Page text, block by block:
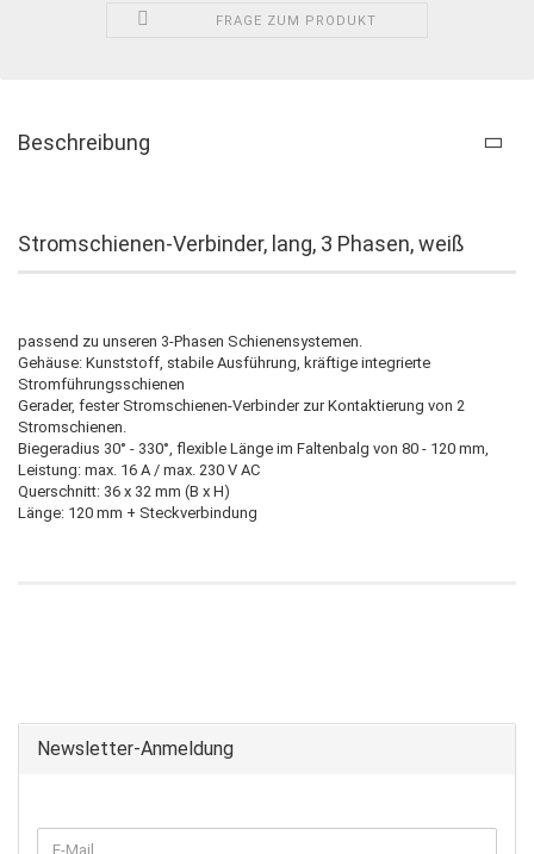
FRAGE ZUM PRODUKT
Beschreibung
Stromschienen-Verbinder, lang, 3 Phasen, weiß
passend zu unseren 3-Phasen Schienensystemen.
Gehäuse: Kunststoff, stabile Ausführung, kräftige integrierte
Stromführungsschienen
Gerader, fester Stromschienen-Verbinder zur Kontaktierung von 2
Stromschienen.
Biegeradius 30° - 330°, flexible Länge im Faltenbalg von 80 - 120 mm,
Leistung: max. 16 A / max. 230 V AC
Querschnitt: 36 x 32 mm (B x H)
Länge: 120 mm + Steckverbindung
Newsletter-Anmeldung